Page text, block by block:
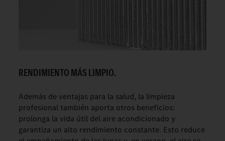
RENDIMIENTO MÁS LIMPIO.
Además de ventajas para la salud, la limpieza
profesional también aporta otros beneficios:
prolonga la vida útil del aire acondicionado y
garantiza un alto rendimiento constante. Esto reduce